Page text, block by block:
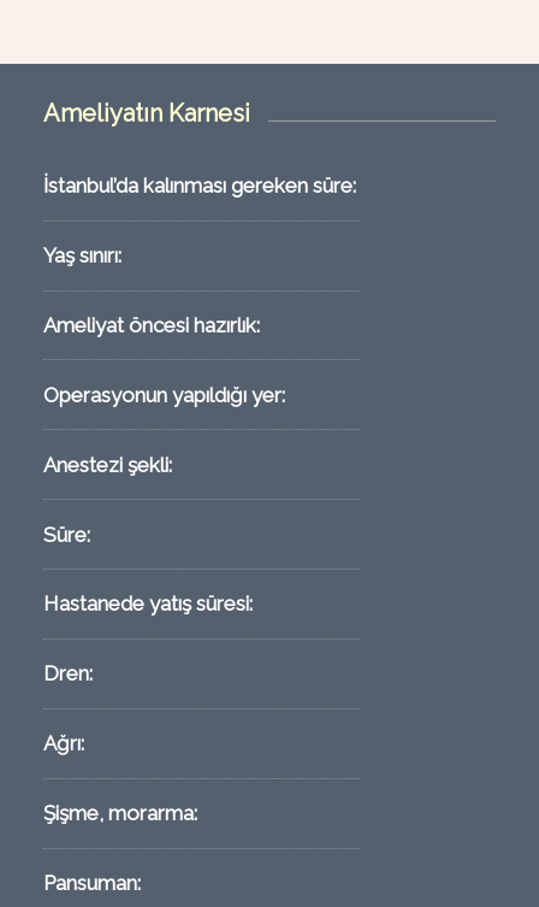
Ameliyatın Karnesi
İstanbul’da kalınması gereken süre:
Yaş sınırı:
Ameliyat öncesi hazırlık:
Operasyonun yapıldığı yer:
Anestezi şekli:
Süre:
Hastanede yatış süresi:
Dren:
Ağrı:
Şişme, morarma:
Pansuman: